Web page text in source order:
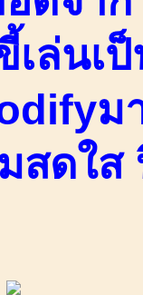
เล่นเ
สดใส